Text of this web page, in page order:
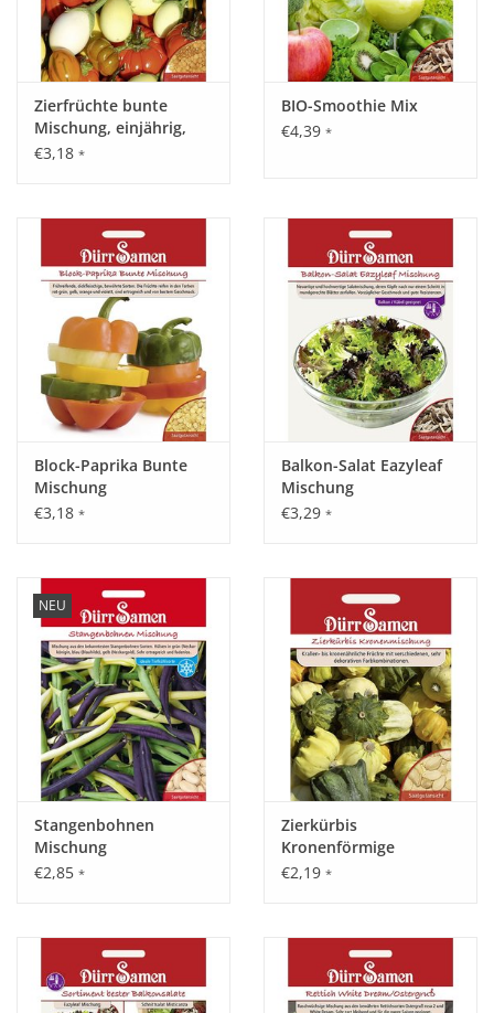
Zierfrüchte bunte
Mischung, einjährig,
80-180cm
€3,18 *
BIO-Smoothie Mix
€4,39 *
Block-Paprika Bunte
Mischung
€3,18 *
Balkon-Salat Eazyleaf
Mischung
€3,29 *
NEU
Stangenbohnen
Mischung
€2,85 *
Zierkürbis
Kronenförmige
Mischung
€2,19 *